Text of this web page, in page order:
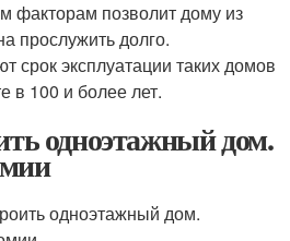
факторам позволит дому из
прослужить долго.
срок эксплуатации таких домов
в 100 и более лет.
одноэтажный дом.